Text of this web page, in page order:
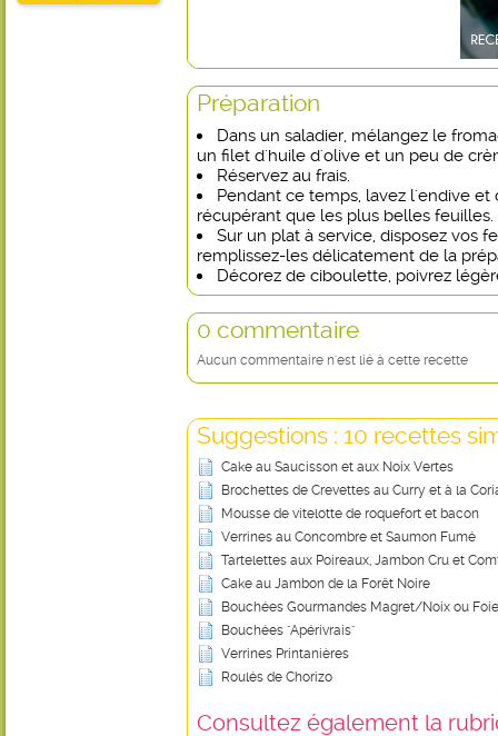
Préparation
Dans un saladier, mélangez le
un filet d'huile d'olive et un peu de
Réservez au frais.
Pendant ce temps, lavez l'endive
récupérant que les plus belles feuilles.
Sur un plat à service, disposez vos
remplissez-les délicatement de la
Décorez de ciboulette, poivrez
0 commentaire
Aucun commentaire n'est lié à cette recette
Suggestions : 10 recettes
Cake au Saucisson et aux Noix Vertes
Brochettes de Crevettes au Curry et à la
Mousse de vitelotte de roquefort et bacon
Verrines au Concombre et Saumon Fumé
Tartelettes aux Poireaux, Jambon Cru et
Cake au Jambon de la Forêt Noire
Bouchées Gourmandes Magret/Noix ou
Bouchées "Apérivrais"
Verrines Printanières
Roulés de Chorizo
Consultez également la